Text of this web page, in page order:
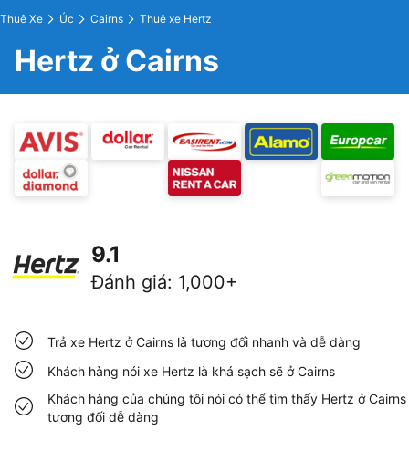
Thuê Xe Úc Cairns Thuê xe Hertz
Hertz ở Cairns
9.1
Đánh giá: 1,000+
Trả xe Hertz ở Cairns là tương đối nhanh và dễ dàng
Khách hàng nói xe Hertz là khá sạch sẽ ở Cairns
Khách hàng của chúng tôi nói có thể tìm thấy Hertz ở Cairns
tương đối dễ dàng